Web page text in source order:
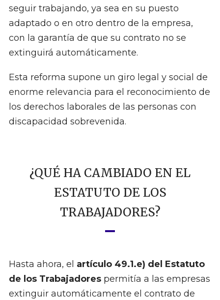
seguir trabajando, ya sea en su puesto
adaptado o en otro dentro de la empresa,
con la garantía de que su contrato no se
extinguirá automáticamente.
Esta reforma supone un giro legal y social de
enorme relevancia para el reconocimiento de
los derechos laborales de las personas con
discapacidad sobrevenida.
¿QUÉ HA CAMBIADO EN EL
ESTATUTO DE LOS
TRABAJADORES?
Hasta ahora, el artículo 49.1.e) del Estatuto
de los Trabajadorespermitía a las empresas
extinguir automáticamente el contrato de